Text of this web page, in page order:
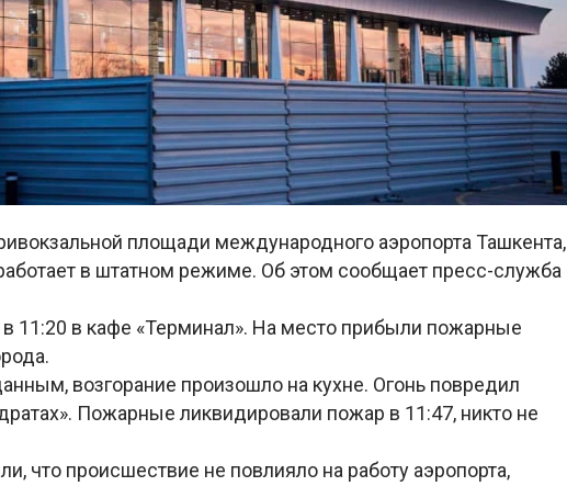
площади международного аэропорта Ташкента,
в штатном режиме. Об этом сообщает пресс-служба
11:20 в кафе «Терминал». На место прибыли пожарные
возгорание произошло на кухне. Огонь повредил
Пожарные ликвидировали пожар в 11:47, никто не
что происшествие не повлияло на работу аэропорта,